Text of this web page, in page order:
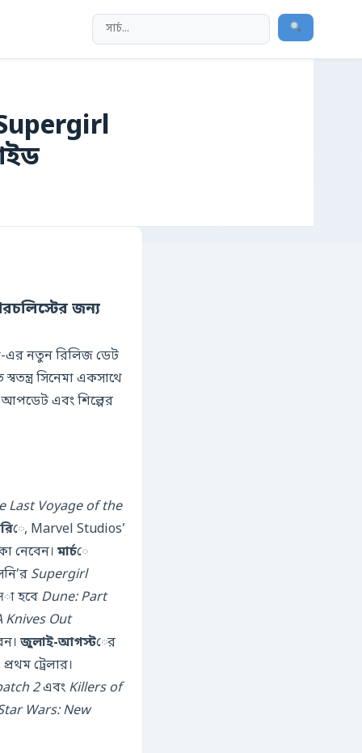
জন্য
এর নতুন রিলিজ ডেট
সিনেমা একসাথে
আপডেট এবং শিল্পের
Last Voyage of the
ে, Marvel Studios’
নেবেন। মার্চে
Supergirl
হবে Dune: Part
Knives Out
জুলাই-আগস্টের
প্রথম ট্রেলার।
2এবং Killers of
Wars: New